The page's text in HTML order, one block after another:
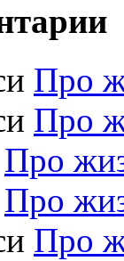
Про
Про
Про
Про
Про